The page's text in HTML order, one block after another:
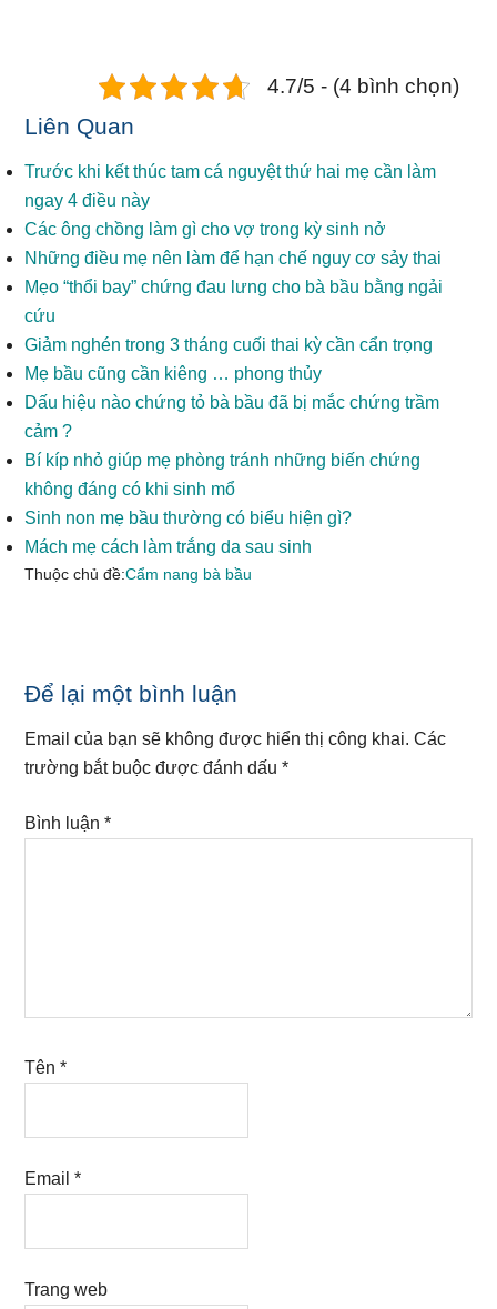
4.7/5 - (4 bình chọn)
Liên Quan
Trước khi kết thúc tam cá nguyệt thứ hai mẹ cần làm
ngay 4 điều này
Các ông chồng làm gì cho vợ trong kỳ sinh nở
Những điều mẹ nên làm để hạn chế nguy cơ sảy thai
Mẹo “thổi bay” chứng đau lưng cho bà bầu bằng ngải
cứu
Giảm nghén trong 3 tháng cuối thai kỳ cần cẩn trọng
Mẹ bầu cũng cần kiêng … phong thủy
Dấu hiệu nào chứng tỏ bà bầu đã bị mắc chứng trầm
cảm ?
Bí kíp nhỏ giúp mẹ phòng tránh những biến chứng
không đáng có khi sinh mổ
Sinh non mẹ bầu thường có biểu hiện gì?
Mách mẹ cách làm trắng da sau sinh
Thuộc chủ đề:Cẩm nang bà bầu
Reader
Interactions
Để lại một bình luận
Email của bạn sẽ không được hiển thị công khai. Các
trường bắt buộc được đánh dấu*
Bình luận*
Tên*
Email*
Trang web